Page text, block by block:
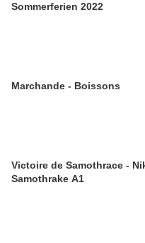
Sommerferien 2022
Marchande - Boissons
Victoire de Samothrace -
Samothrake A1